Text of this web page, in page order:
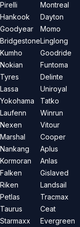
Pirelli
Hankook
Goodyear
Bridgestone
Kumho
Nokian
Tyres
Lassa
Yokohama
Laufenn
Nexen
Marshal
Nankang
Kormoran
Falken
Riken
Petlas
Taurus
Starmaxx
Montreal
Dayton
Momo
Linglong
Goodride
Funtoma
Delinte
Uniroyal
Tatko
Winrun
Vitour
Cooper
Aplus
Anlas
Gislaved
Landsail
Tracmax
Ceat
Evergreen